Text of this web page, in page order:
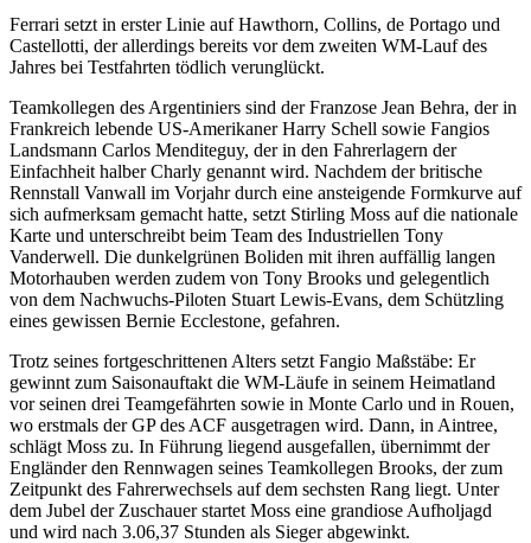
Ferrari setzt in erster Linie auf Hawthorn, Collins, de Portago und
Castellotti, der allerdings bereits vor dem zweiten WM-Lauf des
Jahres bei Testfahrten tödlich verunglückt.
Teamkollegen des Argentiniers sind der Franzose Jean Behra, der in
Frankreich lebende US-Amerikaner Harry Schell sowie Fangios
Landsmann Carlos Menditeguy, der in den Fahrerlagern der
Einfachheit halber Charly genannt wird. Nachdem der britische
Rennstall Vanwall im Vorjahr durch eine ansteigende Formkurve auf
sich aufmerksam gemacht hatte, setzt Stirling Moss auf die nationale
Karte und unterschreibt beim Team des Industriellen Tony
Vanderwell. Die dunkelgrünen Boliden mit ihren auffällig langen
Motorhauben werden zudem von Tony Brooks und gelegentlich
von dem Nachwuchs-Piloten Stuart Lewis-Evans, dem Schützling
eines gewissen Bernie Ecclestone, gefahren.
Trotz seines fortgeschrittenen Alters setzt Fangio Maßstäbe: Er
gewinnt zum Saisonauftakt die WM-Läufe in seinem Heimatland
vor seinen drei Teamgefährten sowie in Monte Carlo und in Rouen,
wo erstmals der GP des ACF ausgetragen wird. Dann, in Aintree,
schlägt Moss zu. In Führung liegend ausgefallen, übernimmt der
Engländer den Rennwagen seines Teamkollegen Brooks, der zum
Zeitpunkt des Fahrerwechsels auf dem sechsten Rang liegt. Unter
dem Jubel der Zuschauer startet Moss eine grandiose Aufholjagd
und wird nach 3.06,37 Stunden als Sieger abgewinkt.